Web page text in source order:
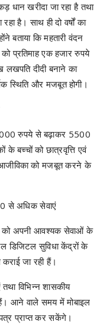
धान खरीदा जा रहा है तथा
है। साथ ही दो वर्षों का
बताया कि महतारी वंदन
प्रतिमाह एक हजार रुपये
दीदी बनाने का
स्थिति और मजबूत होगी।
रुपये से बढ़ाकर 5500
के बच्चों को छात्रवृत्ति एवं
आजीविका को मजबूत करने के
से अधिक सेवाएं
को अपनी आवश्यक सेवाओं के
डिजिटल सुविधा केंद्रों के
जा रही हैं।
विभिन्न शासकीय
आने वाले समय में मोबाइल
प्राप्त कर सकेंगे।